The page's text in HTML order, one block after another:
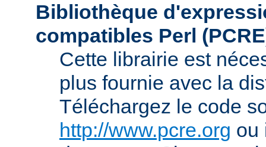
Bibliothèque
compatibles Perl
Cette librairie est
plus fournie avec la
Téléchargez le code
http://www.pcre.org ou